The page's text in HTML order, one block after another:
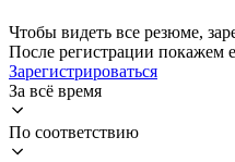
Чтобы видеть все резюме,
После регистрации покажем
Зарегистрироваться
За всё время
По соответствию